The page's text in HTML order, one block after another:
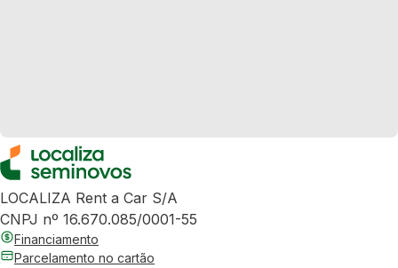
LOCALIZA Rent a Car S/A
CNPJ nº 16.670.085/0001-55
Financiamento
Parcelamento no cartão